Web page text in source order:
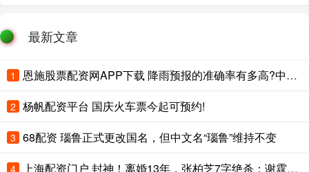
最新文章
1 恩施股票配资网APP下载 降雨预报的准确率有多高?中央气象台回应
2 杨帆配资平台 国庆火车票今起可预约!
3 68配资 瑙鲁正式更改国名，但中文名“瑙鲁”维持不变
4 上海配资门户 封神！离婚13年，张柏芝7字绝杀：谢霆锋输透，王菲输得最惨